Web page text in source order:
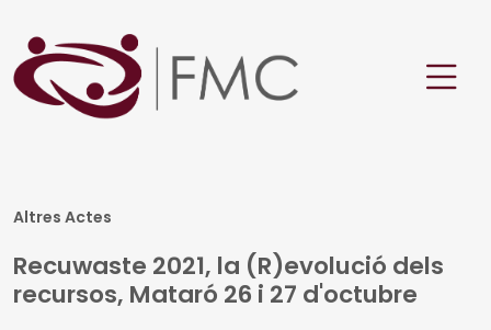
Altres Actes
Recuwaste 2021, la (R)evolució dels
recursos, Mataró 26 i 27 d'octubre